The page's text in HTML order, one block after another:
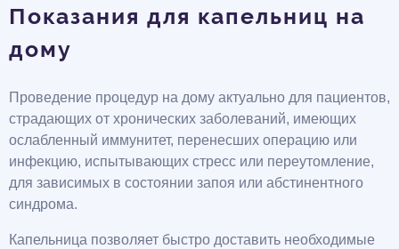
Показания для капельниц на
дому
Проведение процедур на дому актуально для пациентов,
страдающих от хронических заболеваний, имеющих
ослабленный иммунитет, перенесших операцию или
инфекцию, испытывающих стресс или переутомление,
для зависимых в состоянии запоя или абстинентного
синдрома.
Капельница позволяет быстро доставить необходимые